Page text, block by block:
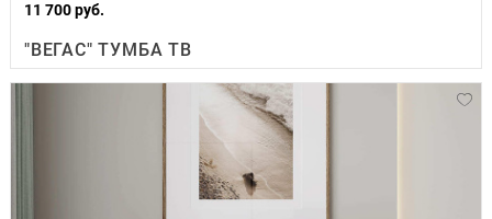
11 700 руб.
"ВЕГАС" ТУМБА ТВ